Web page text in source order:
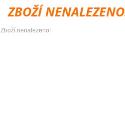
ZBOŽÍ
Zboží nenalezeno!